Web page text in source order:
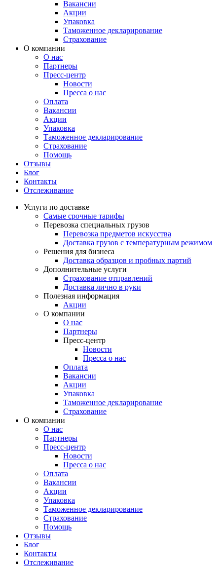
Вакансии
Акции
Упаковка
Таможенное декларирование
Страхование
О компании
О нас
Партнеры
Пресс-центр
Новости
Пресса о нас
Оплата
Вакансии
Акции
Упаковка
Таможенное декларирование
Страхование
Помощь
Отзывы
Блог
Контакты
Отслеживание
Услуги по доставке
Самые срочные тарифы
Перевозка специальных грузов
Перевозка предметов искусства
Доставка грузов с температурным режимом
Решения для бизнеса
Доставка образцов и пробных партий
Дополнительные услуги
Страхование отправлений
Доставка лично в руки
Полезная информация
Акции
О компании
О нас
Партнеры
Пресс-центр
Новости
Пресса о нас
Оплата
Вакансии
Акции
Упаковка
Таможенное декларирование
Страхование
О компании
О нас
Партнеры
Пресс-центр
Новости
Пресса о нас
Оплата
Вакансии
Акции
Упаковка
Таможенное декларирование
Страхование
Помощь
Отзывы
Блог
Контакты
Отслеживание